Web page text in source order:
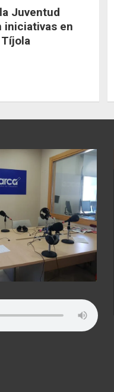
Juventud
iniciativas en
Tíjola